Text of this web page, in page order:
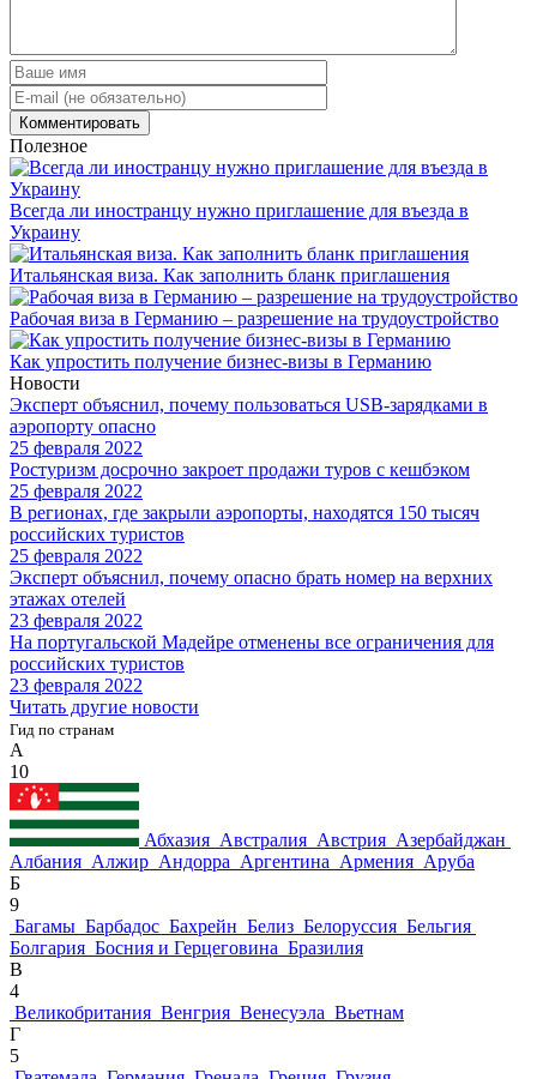
Полезное
Всегда ли иностранцу нужно приглашение для въезда в
Украину
Итальянская виза. Как заполнить бланк приглашения
Рабочая виза в Германию – разрешение на трудоустройство
Как упростить получение бизнес-визы в Германию
Новости
Эксперт объяснил, почему пользоваться USB-зарядками в
аэропорту опасно
25 февраля 2022
Ростуризм досрочно закроет продажи туров с кешбэком
25 февраля 2022
В регионах, где закрыли аэропорты, находятся 150 тысяч
российских туристов
25 февраля 2022
Эксперт объяснил, почему опасно брать номер на верхних
этажах отелей
23 февраля 2022
На португальской Мадейре отменены все ограничения для
российских туристов
23 февраля 2022
Читать другие новости
Гид по странам
А
10
Абхазия Австралия Австрия Азербайджан
Албания Алжир Андорра Аргентина Армения Аруба
Б
9
Багамы Барбадос Бахрейн Белиз Белоруссия Бельгия
Болгария Босния и Герцеговина Бразилия
В
4
Великобритания Венгрия Венесуэла Вьетнам
Г
5